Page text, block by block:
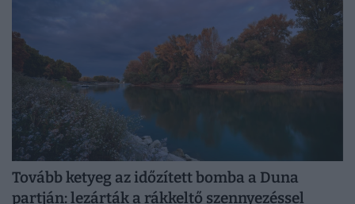
Tovább ketyeg az időzített bomba a Duna
partján: lezárták a rákkeltő szennyezéssel